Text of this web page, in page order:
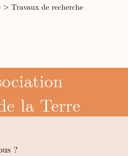
> Travaux de recherche
la Terre
?